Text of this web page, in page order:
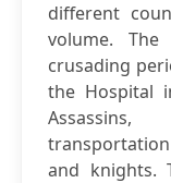
different
volume.
crusading
the Hospital
and knights.